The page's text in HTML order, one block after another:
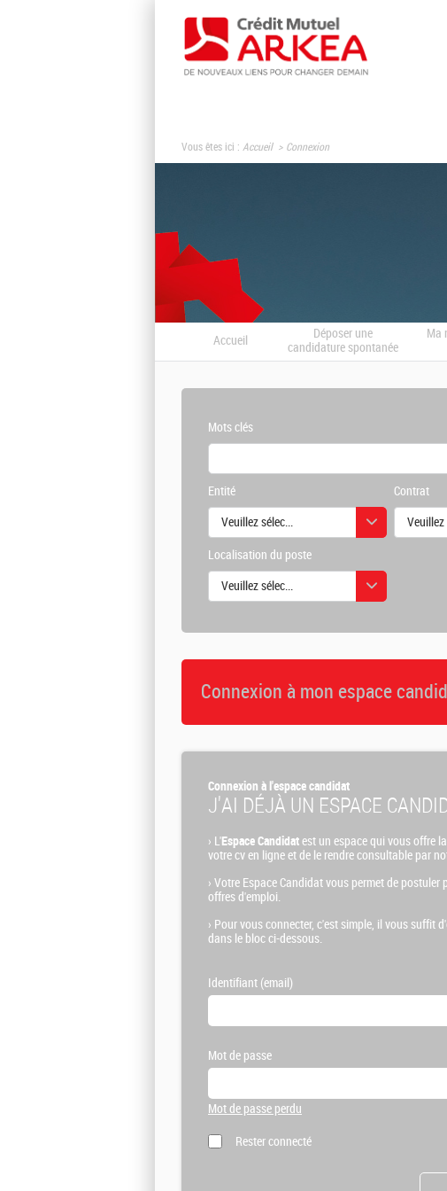
Vous êtes ici : Accueil Connexion
Accueil
Déposer une
candidature spontanée
Ma
Mots clés
Entité
Veuillez sélectionner une ou des valeurs
Contrat
Veuillez
Localisation du poste
Veuillez sélectionner une ou des valeurs
Connexion à mon espace
J'AI DÉJÀ UN ESPACE
› L'Espace Candidatest un espace qui vous offre
votre cv en ligne et de le rendre consultable par
› Votre Espace Candidat vous permet de postuler
offres d'emploi.
› Pour vous connecter, c'est simple, il vous suffit
dans le bloc ci-dessous.
Connexion à l'espace candidat
Identifiant (email)
Mot de passe
Rester connecté
Mot de passe perdu